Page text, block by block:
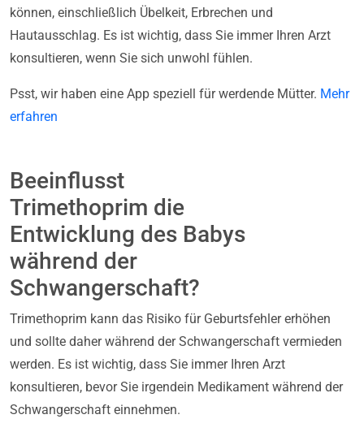
können, einschließlich Übelkeit, Erbrechen und
Hautausschlag. Es ist wichtig, dass Sie immer Ihren Arzt
konsultieren, wenn Sie sich unwohl fühlen.
Psst, wir haben eine App speziell für werdende Mütter. Mehr
erfahren
Beeinflusst
Trimethoprim die
Entwicklung des Babys
während der
Schwangerschaft?
Trimethoprim kann das Risiko für Geburtsfehler erhöhen
und sollte daher während der Schwangerschaft vermieden
werden. Es ist wichtig, dass Sie immer Ihren Arzt
konsultieren, bevor Sie irgendein Medikament während der
Schwangerschaft einnehmen.